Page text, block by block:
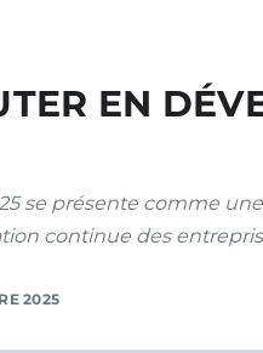
EN
se présente comme
continue des
2025